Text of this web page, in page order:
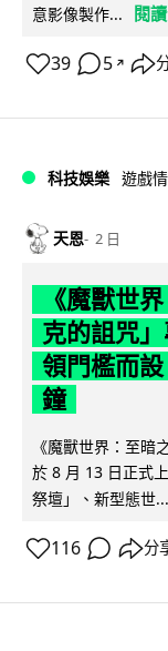
意影像製作...
閱
39 5 ↗
科技娛樂 遊戲
天恩 2 日
《魔獸世
克的詛咒
領門檻而
鐘
《魔獸世界：至暗
於 8 月 13 日正式
祭壇」、新型態世...
116 分